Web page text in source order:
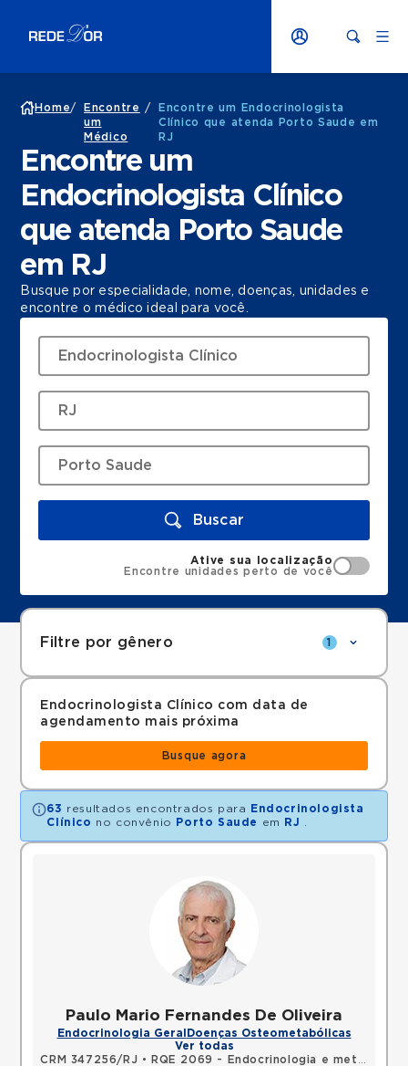
Home/
Encontre
um
Médico
/
Encontre um Endocrinologista
Clínico que atenda Porto Saude em
RJ
Encontre um
Endocrinologista Clínico
que atenda Porto Saude
em RJ
Busque por especialidade, nome, doenças, unidades e
encontre o médico ideal para você.
Buscar
Ative sua localização
Encontre unidades perto de você
Filtre por gênero 1
Endocrinologista Clínico com data de
agendamento mais próxima
Busque agora
63 resultados encontrados para
Endocrinologista
Clínico no convênio Porto Saude em RJ
Paulo Mario Fernandes De Oliveira
Endocrinologia Geral Doenças Osteometabólicas
Ver todas
CRM 347256/RJ •
RQE 2069 - Endocrinologia e metabologia